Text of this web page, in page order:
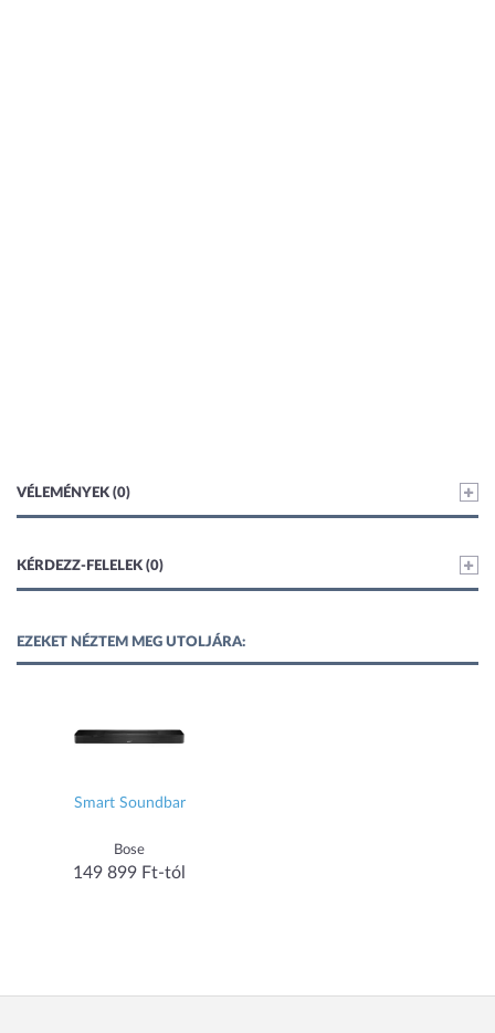
VÉLEMÉNYEK (0)
KÉRDEZZ-FELELEK (0)
EZEKET NÉZTEM MEG UTOLJÁRA:
Smart Soundbar
Bose
149 899 Ft-tól